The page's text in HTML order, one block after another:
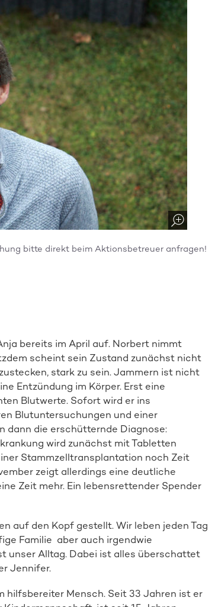
bitte direkt beim Aktionsbetreuer anfragen!
bereits im April auf. Norbert nimmt
scheint sein Zustand zunächst nicht
stark zu sein. Jammern ist nicht
Entzündung im Körper. Erst eine
Blutwerte. Sofort wird er ins
Blutuntersuchungen und einer
dann die erschütternde Diagnose:
wird zunächst mit Tabletten
Stammzelltransplantation noch Zeit
zeigt allerdings eine deutliche
Zeit mehr. Ein lebensrettender Spender
auf den Kopf gestellt. Wir leben jeden Tag
Familie aber auch irgendwie
unser Alltag. Dabei ist alles überschattet
Jennifer.
hilfsbereiter Mensch. Seit 33 Jahren ist er